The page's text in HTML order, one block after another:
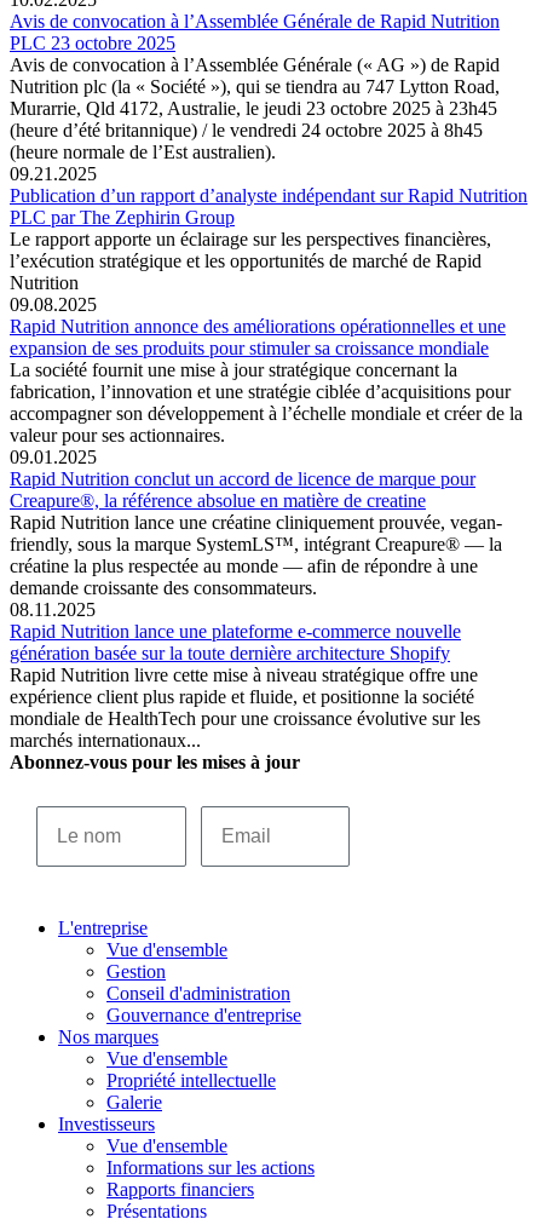
Avis de convocation à l’Assemblée Générale de Rapid Nutrition
PLC 23 octobre 2025
Avis de convocation à l’Assemblée Générale (« AG ») de Rapid
Nutrition plc (la « Société »), qui se tiendra au 747 Lytton Road,
Murarrie, Qld 4172, Australie, le jeudi 23 octobre 2025 à 23h45
(heure d’été britannique) / le vendredi 24 octobre 2025 à 8h45
(heure normale de l’Est australien).
09.21.2025
Publication d’un rapport d’analyste indépendant sur Rapid Nutrition
PLC par The Zephirin Group
Le rapport apporte un éclairage sur les perspectives financières,
l’exécution stratégique et les opportunités de marché de Rapid
Nutrition
09.08.2025
Rapid Nutrition annonce des améliorations opérationnelles et une
expansion de ses produits pour stimuler sa croissance mondiale
La société fournit une mise à jour stratégique concernant la
fabrication, l’innovation et une stratégie ciblée d’acquisitions pour
accompagner son développement à l’échelle mondiale et créer de la
valeur pour ses actionnaires.
09.01.2025
Rapid Nutrition conclut un accord de licence de marque pour
Creapure®, la référence absolue en matière de creatine
Rapid Nutrition lance une créatine cliniquement prouvée, vegan-
friendly, sous la marque SystemLS™, intégrant Creapure® — la
créatine la plus respectée au monde — afin de répondre à une
demande croissante des consommateurs.
08.11.2025
Rapid Nutrition lance une plateforme e-commerce nouvelle
génération basée sur la toute dernière architecture Shopify
Rapid Nutrition livre cette mise à niveau stratégique offre une
expérience client plus rapide et fluide, et positionne la société
mondiale de HealthTech pour une croissance évolutive sur les
marchés internationaux...
Abonnez-vous pour les mises à jour
Le nom
Email
L'entreprise
Vue d'ensemble
Gestion
Conseil d'administration
Gouvernance d'entreprise
Nos marques
Vue d'ensemble
Propriété intellectuelle
Galerie
Investisseurs
Vue d'ensemble
Informations sur les actions
Rapports financiers
Présentations